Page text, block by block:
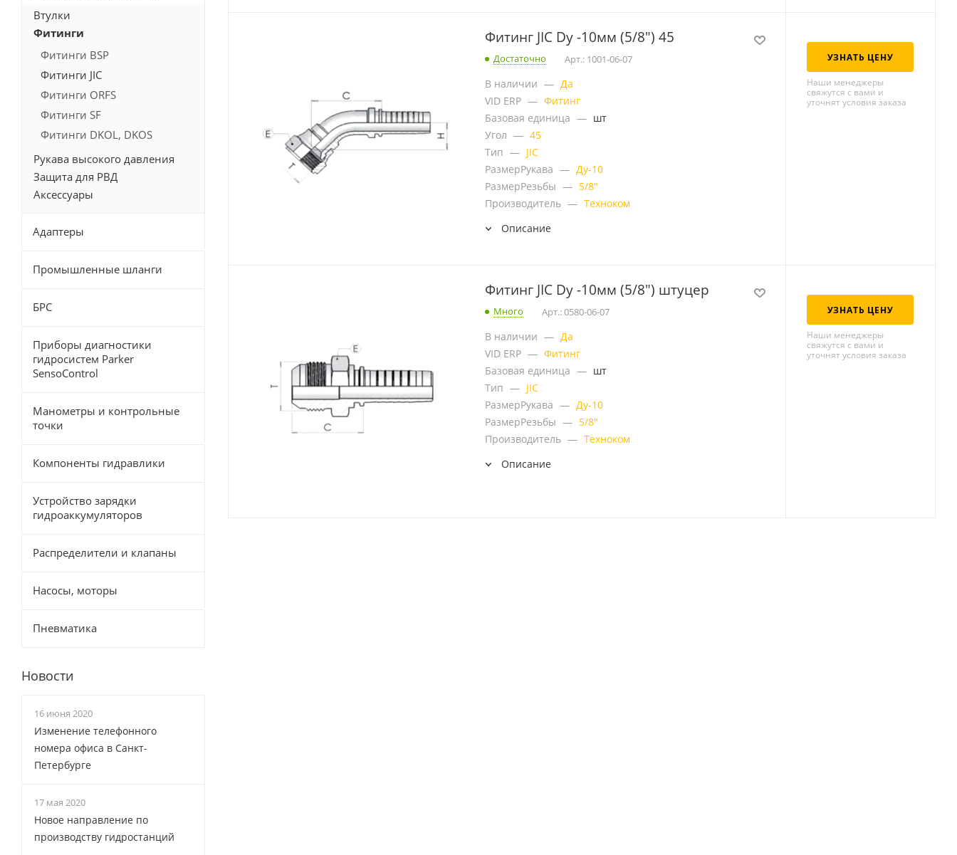
Фитинг JIC Dу -10мм (5/8") 45
Достаточно Арт.: 1001-06-07
В наличии — Да
VID ERP — Фитинг
Базовая единица — шт
Угол — 45
Тип — JIC
РазмерРукава — Ду-10
РазмерРезьбы — 5/8"
Производитель — Техноком
Описание
УЗНАТЬ ЦЕНУ
Наши менеджеры
свяжутся с вами и
уточнят условия заказа
Фитинг JIC Dу -10мм (5/8") штуцер
Много Арт.: 0580-06-07
В наличии — Да
VID ERP — Фитинг
Базовая единица — шт
Тип — JIC
РазмерРукава — Ду-10
РазмерРезьбы — 5/8"
Производитель — Техноком
Описание
УЗНАТЬ ЦЕНУ
Наши менеджеры
свяжутся с вами и
уточнят условия заказа
Втулки
Фитинги
Фитинги BSP
Фитинги JIC
Фитинги ORFS
Фитинги SF
Фитинги DKOL, DKOS
Рукава высокого давления
Защита для РВД
Аксессуары
Адаптеры
Промышленные шланги
БРС
Приборы диагностики
гидросистем Parker
SensoControl
Манометры и контрольные
точки
Компоненты гидравлики
Устройство зарядки
гидроаккумуляторов
Распределители и клапаны
Насосы, моторы
Пневматика
Новости
16 июня 2020
Изменение телефонного
номера офиса в Санкт-
Петербурге
17 мая 2020
Новое направление по
производству гидростанций